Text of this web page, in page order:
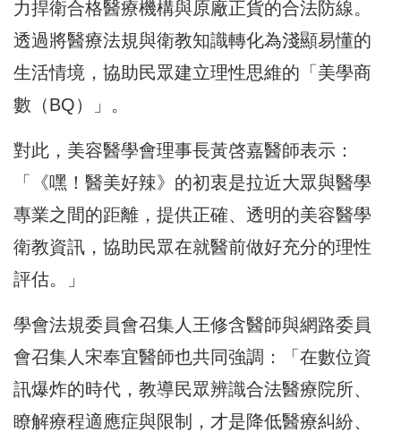
力捍衛合格醫療機構與原廠正貨的合法防線。
透過將醫療法規與衛教知識轉化為淺顯易懂的
生活情境，協助民眾建立理性思維的「美學商
數（BQ）」。
對此，美容醫學會理事長黃啓嘉醫師表示：
「《嘿！醫美好辣》的初衷是拉近大眾與醫學
專業之間的距離，提供正確、透明的美容醫學
衛教資訊，協助民眾在就醫前做好充分的理性
評估。」
學會法規委員會召集人王修含醫師與網路委員
會召集人宋奉宜醫師也共同強調：「在數位資
訊爆炸的時代，教導民眾辨識合法醫療院所、
瞭解療程適應症與限制，才是降低醫療糾紛、